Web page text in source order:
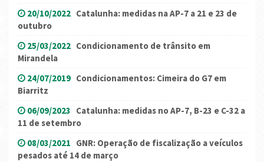
20/10/2022 Catalunha: medidas na AP-7 a 21 e 23 de
outubro
25/03/2022 Condicionamento de trânsito em
Mirandela
24/07/2019 Condicionamentos: Cimeira do G7 em
Biarritz
06/09/2023 Catalunha: medidas no AP-7, B-23 e C-32 a
11 de setembro
08/03/2021 GNR: Operação de fiscalização a veículos
pesados até 14 de março